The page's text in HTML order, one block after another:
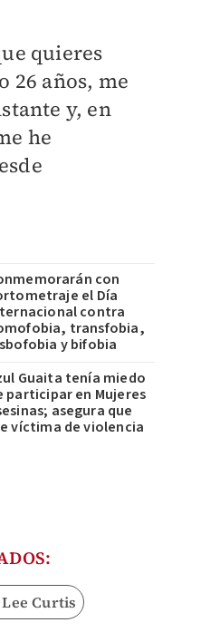
quieres
26 años, me
y, en
he
con
el Día
contra
transfobia,
y bifobia
Guaita tenía miedo
participar en Mujeres
asegura que
víctima de violencia
Lee Curtis